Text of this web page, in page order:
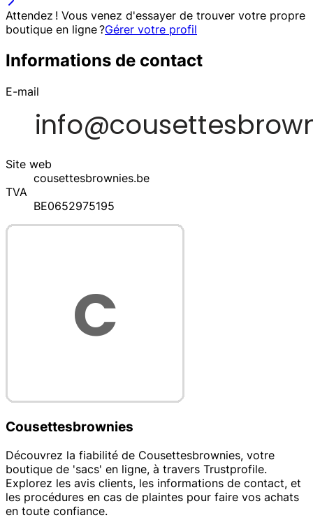
Attendez ! Vous venez d'essayer de trouver votre propre
boutique en ligne ?Gérer votre profil
Informations de contact
E-mail
Site web
cousettesbrownies.be
TVA
BE0652975195
Cousettesbrownies
Découvrez la fiabilité de Cousettesbrownies, votre
boutique de 'sacs' en ligne, à travers Trustprofile.
Explorez les avis clients, les informations de contact, et
les procédures en cas de plaintes pour faire vos achats
en toute confiance.